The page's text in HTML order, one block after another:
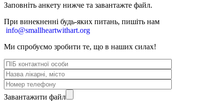
Заповніть анкету нижче та завантажте файл.
При винекненні будь-яких питань, пишіть нам
info@smallheartwithart.org
Ми спробуємо зробити те, що в наших силах!
Завантажити файл